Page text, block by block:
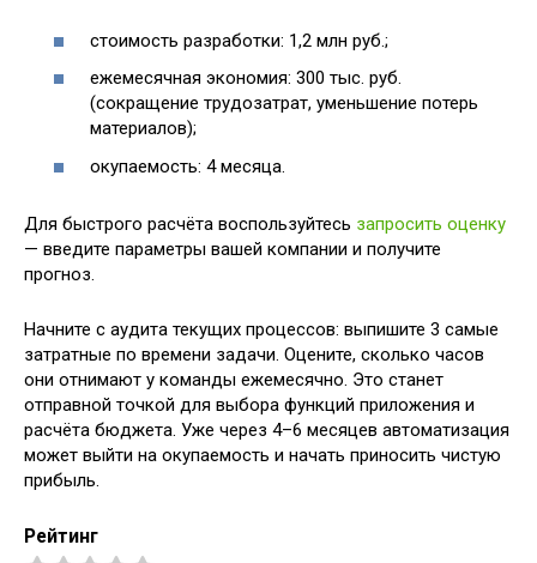
стоимость разработки: 1,2 млн руб.;
ежемесячная экономия: 300 тыс. руб.
(сокращение трудозатрат, уменьшение потерь
материалов);
окупаемость: 4 месяца.
Для быстрого расчёта воспользуйтесь запросить оценку
— введите параметры вашей компании и получите
прогноз.
Начните с аудита текущих процессов: выпишите 3 самые
затратные по времени задачи. Оцените, сколько часов
они отнимают у команды ежемесячно. Это станет
отправной точкой для выбора функций приложения и
расчёта бюджета. Уже через 4–6 месяцев автоматизация
может выйти на окупаемость и начать приносить чистую
прибыль.
Рейтинг